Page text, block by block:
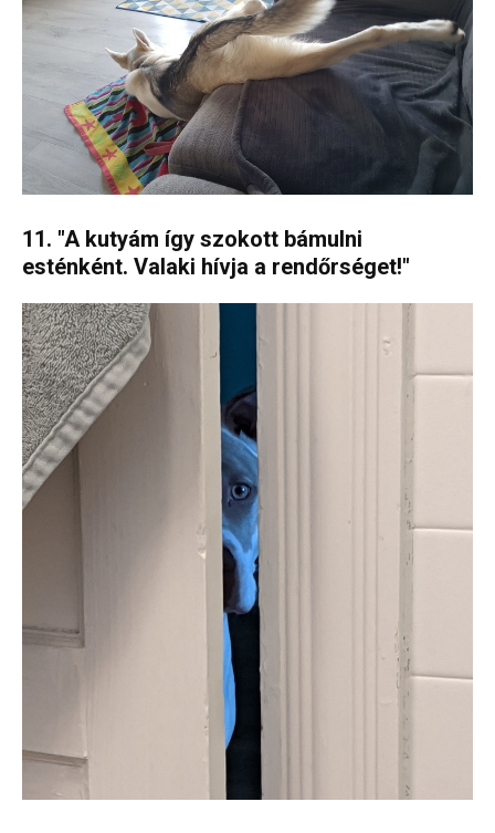
11. "A kutyám így szokott bámulni
esténként. Valaki hívja a rendőrséget!"